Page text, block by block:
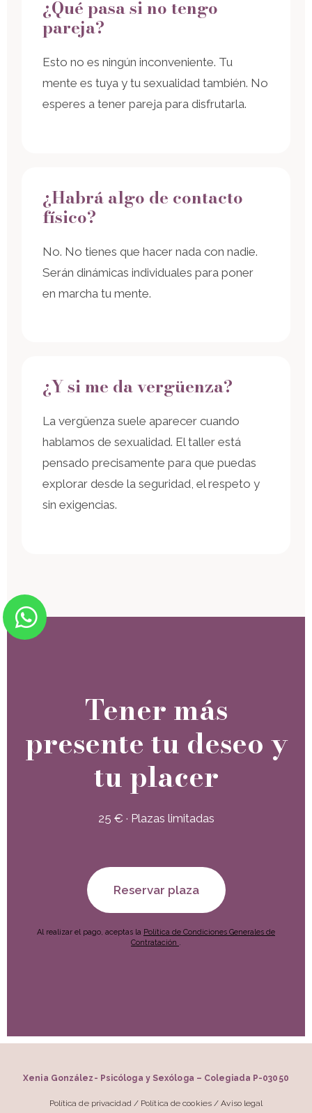
¿Qué pasa si no tengo
pareja?
Esto no es ningún inconveniente. Tu
mente es tuya y tu sexualidad también. No
esperes a tener pareja para disfrutarla.
¿Habrá algo de contacto
físico?
No. No tienes que hacer nada con nadie.
Serán dinámicas individuales para poner
en marcha tu mente.
¿Y si me da vergüenza?
La vergüenza suele aparecer cuando
hablamos de sexualidad. El taller está
pensado precisamente para que puedas
explorar desde la seguridad, el respeto y
sin exigencias.
Tener más
presente tu deseo y
tu placer
25 € · Plazas limitadas
Reservar plaza
Al realizar el pago, aceptas la Política de Condiciones Generales de
Contratación .
Xenia González- Psicóloga y Sexóloga – Colegiada P-03050
Política de privacidad / Política de cookies /Aviso legal